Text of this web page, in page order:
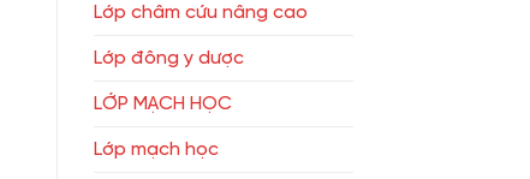
Lớp châm cứu nâng cao
Lớp đông y dược
LỚP MẠCH HỌC
Lớp mạch học